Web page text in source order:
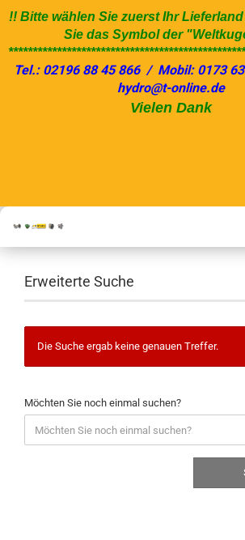
!! Bitte wählen Sie zuerst Ihr
Sie das Symbol der
Tel.: 02196 88 45 866 / Mobil: 0173
hydro@t-online.de
Vielen Dank
Erweiterte Suche
Die Suche ergab keine genauen Treffer.
Möchten Sie noch einmal suchen?